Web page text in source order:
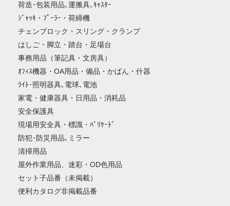
荷造･包装用品､運搬具､ｷｬｽﾀｰ
ｼﾞｬｯｷ・ﾌﾟｰﾗｰ・荷締機
チェンブロック・スリング・クランプ
はしご・脚立・踏台・足場台
事務用品（筆記具・文房具）
ｵﾌｨｽ機器・OA用品・備品・かばん・什器
ﾗｲﾄ･照明器具､電球､電池
家電・健康器具・日用品・消耗品
安全保護具
現場用安全具・標識・ﾊﾞﾘｹｰﾄﾞ
防犯･防災用品､ミラー
清掃用品
屋外作業用品、迷彩・OD色用品
セット子品番（未掲載）
便利カタログ非掲載品番